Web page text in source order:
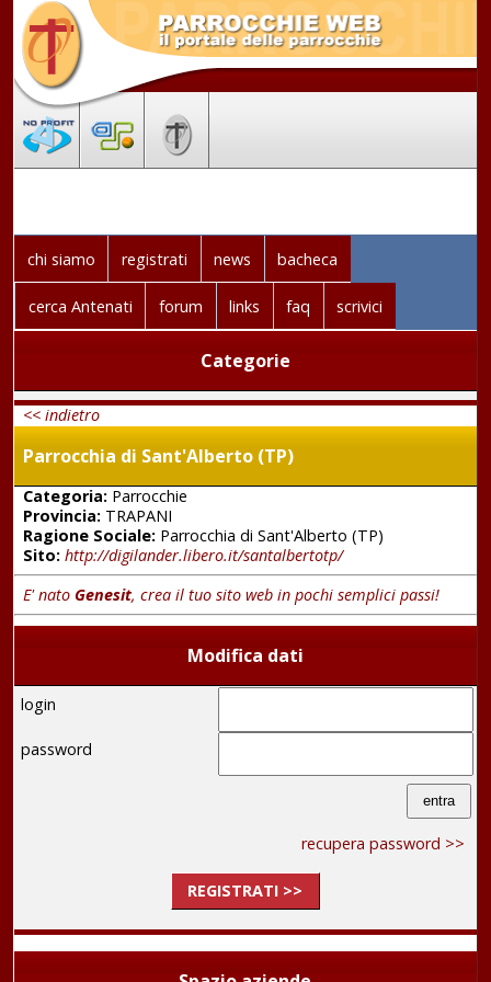
chi siamo registrati news bacheca
cerca Antenati forum links faq scrivici
Categorie
<< indietro
Parrocchia di Sant'Alberto (TP)
Categoria:Parrocchie
Provincia:TRAPANI
Ragione Sociale:Parrocchia di Sant'Alberto (TP)
Sito: http://digilander.libero.it/santalbertotp/
E' nato Genesit, crea il tuo sito web in pochi semplici passi!
Modifica dati
login
password
recupera password >>
REGISTRATI >>